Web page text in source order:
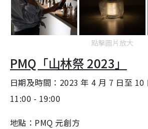
點擊圖片放大
PMQ「山林祭 2023」
日期及時間：2023 年 4 月 7 日至 10
11:00 - 19:00
地點：PMQ 元創方